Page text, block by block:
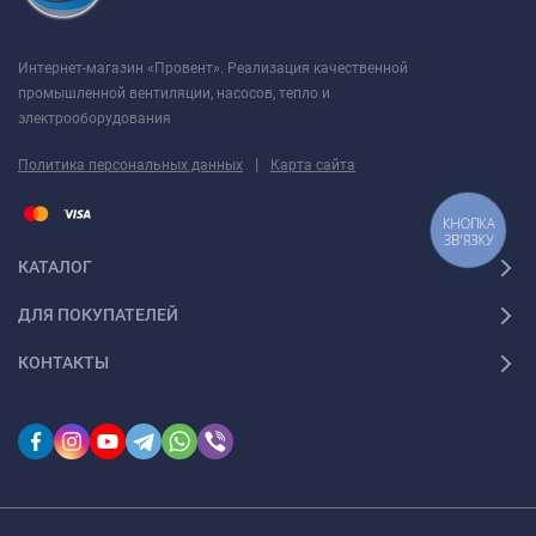
Интернет-магазин «Провент». Реализация качественной
промышленной вентиляции, насосов, тепло и
электрооборудования
Политика персональных данных | Карта сайта
КАТАЛОГ
ДЛЯ ПОКУПАТЕЛЕЙ
КОНТАКТЫ
КНОПКА
ЗВ'ЯЗКУ